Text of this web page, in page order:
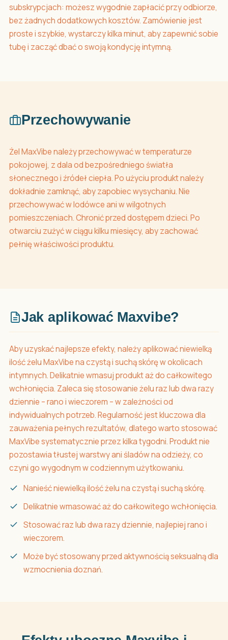
subskrypcjach: możesz wygodnie zapłacić przy odbiorze,
bez żadnych dodatkowych kosztów. Zamówienie jest
proste i szybkie, wystarczy kilka minut, aby zapewnić sobie
tubę i zacząć dbać o swoją kondycję intymną.
Przechowywanie
Żel MaxVibe należy przechowywać w temperaturze
pokojowej, z dala od bezpośredniego światła
słonecznego i źródeł ciepła. Po użyciu produkt należy
dokładnie zamknąć, aby zapobiec wysychaniu. Nie
przechowywać w lodówce ani w wilgotnych
pomieszczeniach. Chronić przed dostępem dzieci. Po
otwarciu zużyć w ciągu kilku miesięcy, aby zachować
pełnię właściwości produktu.
Jak aplikować Maxvibe?
Aby uzyskać najlepsze efekty, należy aplikować niewielką
ilość żelu MaxVibe na czystą i suchą skórę w okolicach
intymnych. Delikatnie wmasuj produkt aż do całkowitego
wchłonięcia. Zaleca się stosowanie żelu raz lub dwa razy
dziennie – rano i wieczorem – w zależności od
indywidualnych potrzeb. Regularność jest kluczowa dla
zauważenia pełnych rezultatów, dlatego warto stosować
MaxVibe systematycznie przez kilka tygodni. Produkt nie
pozostawia tłustej warstwy ani śladów na odzieży, co
czyni go wygodnym w codziennym użytkowaniu.
Nanieść niewielką ilość żelu na czystą i suchą skórę.
Delikatnie wmasować aż do całkowitego wchłonięcia.
Stosować raz lub dwa razy dziennie, najlepiej rano i
wieczorem.
Może być stosowany przed aktywnością seksualną dla
wzmocnienia doznań.